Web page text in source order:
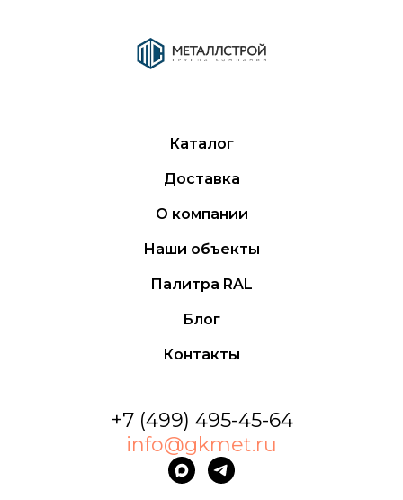
Каталог
Доставка
О компании
Наши объекты
Палитра RAL
Блог
Контакты
+7 (499) 495-45-64
info@gkmet.ru